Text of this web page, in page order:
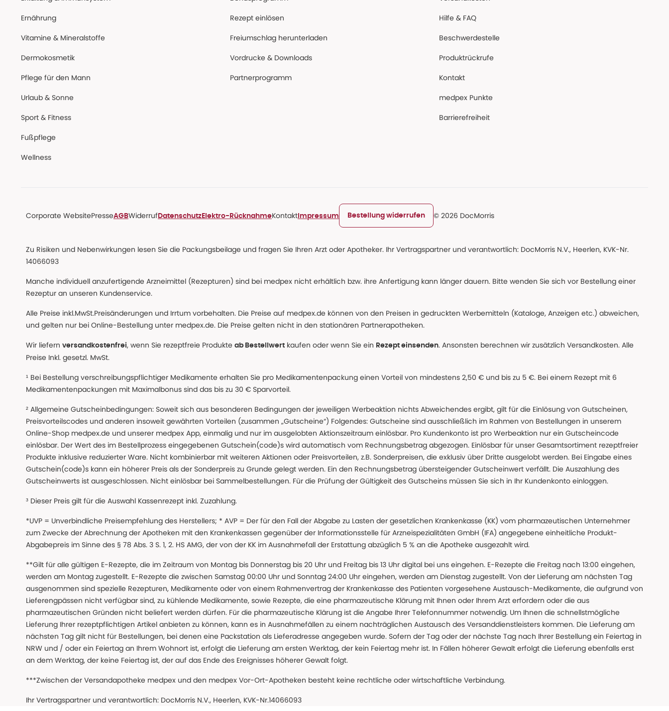
Ernährung
Vitamine & Mineralstoffe
Dermokosmetik
Pflege für den Mann
Urlaub & Sonne
Sport & Fitness
Fußpflege
Wellness
Rezept einlösen
Freiumschlag herunterladen
Vordrucke & Downloads
Partnerprogramm
Hilfe & FAQ
Beschwerdestelle
Produktrückrufe
Kontakt
medpex Punkte
Barrierefreiheit
Corporate WebsitePresseAGBWiderruf Datenschutz Elektro-RücknahmeKontakt Impressum Bestellung widerrufen © 2026 DocMorris
Zu Risiken und Nebenwirkungen lesen Sie die Packungsbeilage und fragen Sie Ihren Arzt oder Apotheker. Ihr Vertragspartner und verantwortlich: DocMorris N.V., Heerlen, KVK-Nr.
14066093
Manche individuell anzufertigende Arzneimittel (Rezepturen) sind bei medpex nicht erhältlich bzw. ihre Anfertigung kann länger dauern. Bitte wenden Sie sich vor Bestellung einer
Rezeptur an unseren Kundenservice.
Alle Preise inkl.MwSt.Preisänderungen und Irrtum vorbehalten. Die Preise auf medpex.de können von den Preisen in gedruckten Werbemitteln (Kataloge, Anzeigen etc.) abweichen,
und gelten nur bei Online-Bestellung unter medpex.de. Die Preise gelten nicht in den stationären Partnerapotheken.
Wir liefern versandkostenfrei, wenn Sie rezeptfreie Produkte ab Bestellwert kaufen oder wenn Sie ein Rezept einsenden. Ansonsten berechnen wir zusätzlich Versandkosten. Alle
Preise Inkl. gesetzl. MwSt.
¹ Bei Bestellung verschreibungspflichtiger Medikamente erhalten Sie pro Medikamentenpackung einen Vorteil von mindestens 2,50 € und bis zu 5 €. Bei einem Rezept mit 6
Medikamentenpackungen mit Maximalbonus sind das bis zu 30 € Sparvorteil.
² Allgemeine Gutscheinbedingungen: Soweit sich aus besonderen Bedingungen der jeweiligen Werbeaktion nichts Abweichendes ergibt, gilt für die Einlösung von Gutscheinen,
Preisvorteilscodes und anderen insoweit gewährten Vorteilen (zusammen „Gutscheine“) Folgendes: Gutscheine sind ausschließlich im Rahmen von Bestellungen in unserem
Online-Shop medpex.de und unserer medpex App, einmalig und nur im ausgelobten Aktionszeitraum einlösbar. Pro Kundenkonto ist pro Werbeaktion nur ein Gutscheincode
einlösbar. Der Wert des im Bestellprozess eingegebenen Gutschein(code)s wird automatisch vom Rechnungsbetrag abgezogen. Einlösbar für unser Gesamtsortiment rezeptfreier
Produkte inklusive reduzierter Ware. Nicht kombinierbar mit weiteren Aktionen oder Preisvorteilen, z.B. Sonderpreisen, die exklusiv über Dritte ausgelobt werden. Bei Eingabe eines
Gutschein(code)s kann ein höherer Preis als der Sonderpreis zu Grunde gelegt werden. Ein den Rechnungsbetrag übersteigender Gutscheinwert verfällt. Die Auszahlung des
Gutscheinwerts ist ausgeschlossen. Nicht einlösbar bei Sammelbestellungen. Für die Prüfung der Gültigkeit des Gutscheins müssen Sie sich in Ihr Kundenkonto einloggen.
³ Dieser Preis gilt für die Auswahl Kassenrezept inkl. Zuzahlung.
*UVP = Unverbindliche Preisempfehlung des Herstellers; * AVP = Der für den Fall der Abgabe zu Lasten der gesetzlichen Krankenkasse (KK) vom pharmazeutischen Unternehmer
zum Zwecke der Abrechnung der Apotheken mit den Krankenkassen gegenüber der Informationsstelle für Arzneispezialitäten GmbH (IFA) angegebene einheitliche Produkt-
Abgabepreis im Sinne des § 78 Abs. 3 S. 1, 2. HS AMG, der von der KK im Ausnahmefall der Erstattung abzüglich 5 % an die Apotheke ausgezahlt wird.
**Gilt für alle gültigen E-Rezepte, die im Zeitraum von Montag bis Donnerstag bis 20 Uhr und Freitag bis 13 Uhr digital bei uns eingehen. E-Rezepte die Freitag nach 13:00 eingehen,
werden am Montag zugestellt. E-Rezepte die zwischen Samstag 00:00 Uhr und Sonntag 24:00 Uhr eingehen, werden am Dienstag zugestellt. Von der Lieferung am nächsten Tag
ausgenommen sind spezielle Rezepturen, Medikamente oder von einem Rahmenvertrag der Krankenkasse des Patienten vorgesehene Austausch-Medikamente, die aufgrund von
Lieferengpässen nicht verfügbar sind, zu kühlende Medikamente, sowie Rezepte, die eine pharmazeutische Klärung mit Ihnen oder Ihrem Arzt erfordern oder die aus
pharmazeutischen Gründen nicht beliefert werden dürfen. Für die pharmazeutische Klärung ist die Angabe Ihrer Telefonnummer notwendig. Um Ihnen die schnellstmögliche
Lieferung Ihrer rezeptpflichtigen Artikel anbieten zu können, kann es in Ausnahmefällen zu einem nachträglichen Austausch des Versanddienstleisters kommen. Die Lieferung am
nächsten Tag gilt nicht für Bestellungen, bei denen eine Packstation als Lieferadresse angegeben wurde. Sofern der Tag oder der nächste Tag nach Ihrer Bestellung ein Feiertag in
NRW und / oder ein Feiertag an Ihrem Wohnort ist, erfolgt die Lieferung am ersten Werktag, der kein Feiertag mehr ist. In Fällen höherer Gewalt erfolgt die Lieferung ebenfalls erst
an dem Werktag, der keine Feiertag ist, der auf das Ende des Ereignisses höherer Gewalt folgt.
***Zwischen der Versandapotheke medpex und den medpex Vor-Ort-Apotheken besteht keine rechtliche oder wirtschaftliche Verbindung.
Ihr Vertragspartner und verantwortlich: DocMorris N.V., Heerlen, KVK-Nr.14066093